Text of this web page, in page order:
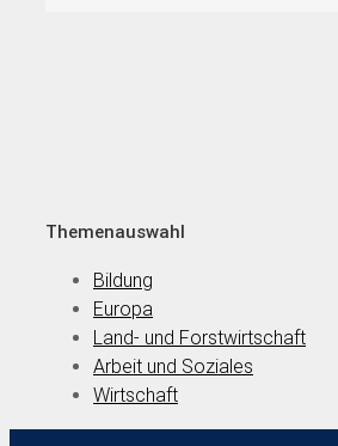
Themenauswahl
Bildung
Europa
Land- und Forstwirtschaft
Arbeit und Soziales
Wirtschaft